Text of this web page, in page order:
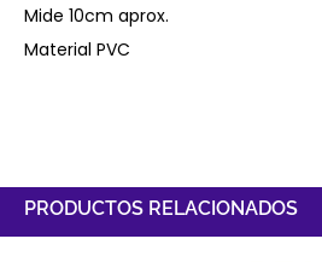
Mide 10cm aprox.
Material PVC
PRODUCTOS RELACIONADOS